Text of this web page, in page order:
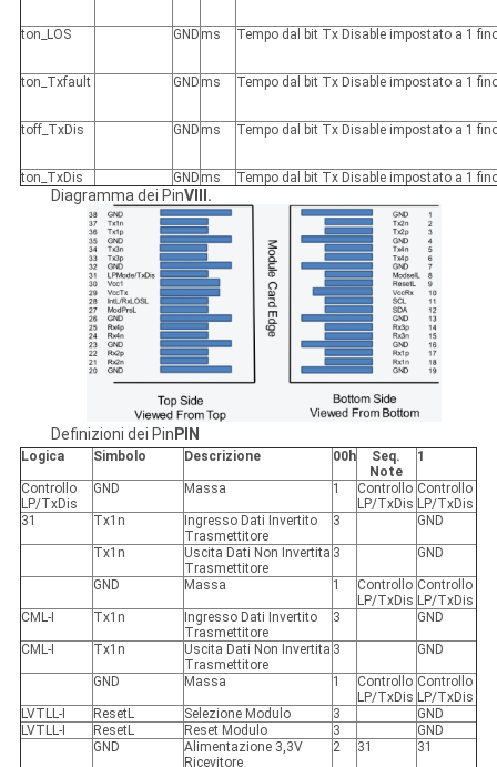
ton_LOS GND ms Tempo dal bit Tx Disable impostato a 1
ton_Txfault GND ms Tempo dal bit Tx Disable impostato a 1
toff_TxDis GND ms Tempo dal bit Tx Disable impostato a 1
ton_TxDis GND ms Tempo dal bit Tx Disable impostato a 1
Diagramma dei PinVIII.
Definizioni dei Pin PIN
Logica Simbolo Descrizione 00h
Seq.
Note
1
Controllo
LP/TxDis
GND Massa 1
Controllo
LP/TxDis
Controllo
LP/TxDis
31
Tx1n
Ingresso Dati Invertito
Trasmettitore
3 GND
Tx1n
Uscita Dati Non Invertita
Trasmettitore
3 GND
GND Massa 1
Controllo
LP/TxDis
Controllo
LP/TxDis
CML-I
Tx1n
Ingresso Dati Invertito
Trasmettitore
3 GND
CML-I Tx1n
Uscita Dati Non Invertita
Trasmettitore
3 GND
GND Massa 1
Controllo
LP/TxDis
Controllo
LP/TxDis
LVTLL-I
ResetL Selezione Modulo 3
GND
LVTLL-I
ResetL Reset Modulo 3
GND
GND
Alimentazione 3,3V
Ricevitore
2 31 31